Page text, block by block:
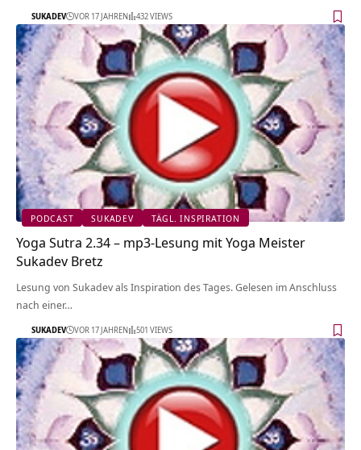
SUKADEV VOR 17 JAHREN 432 VIEWS
PODCAST SUKADEV TÄGL. INSPIRATION
Yoga Sutra 2.34 – mp3-Lesung mit Yoga Meister
Sukadev Bretz
Lesung von Sukadev als Inspiration des Tages. Gelesen im Anschluss
nach einer…
SUKADEV VOR 17 JAHREN 501 VIEWS